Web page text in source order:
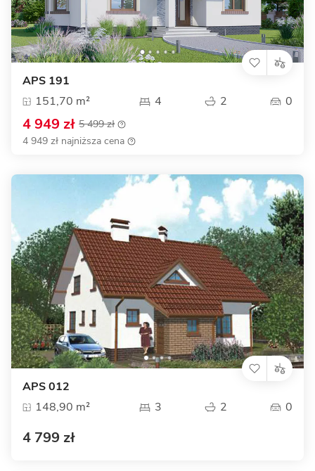
APS 191
151,70 m²
4 2 0
4 949 zł 5 499 zł
4 949 zł najniższa cena
APS 012
148,90 m²
3 2 0
4 799 zł